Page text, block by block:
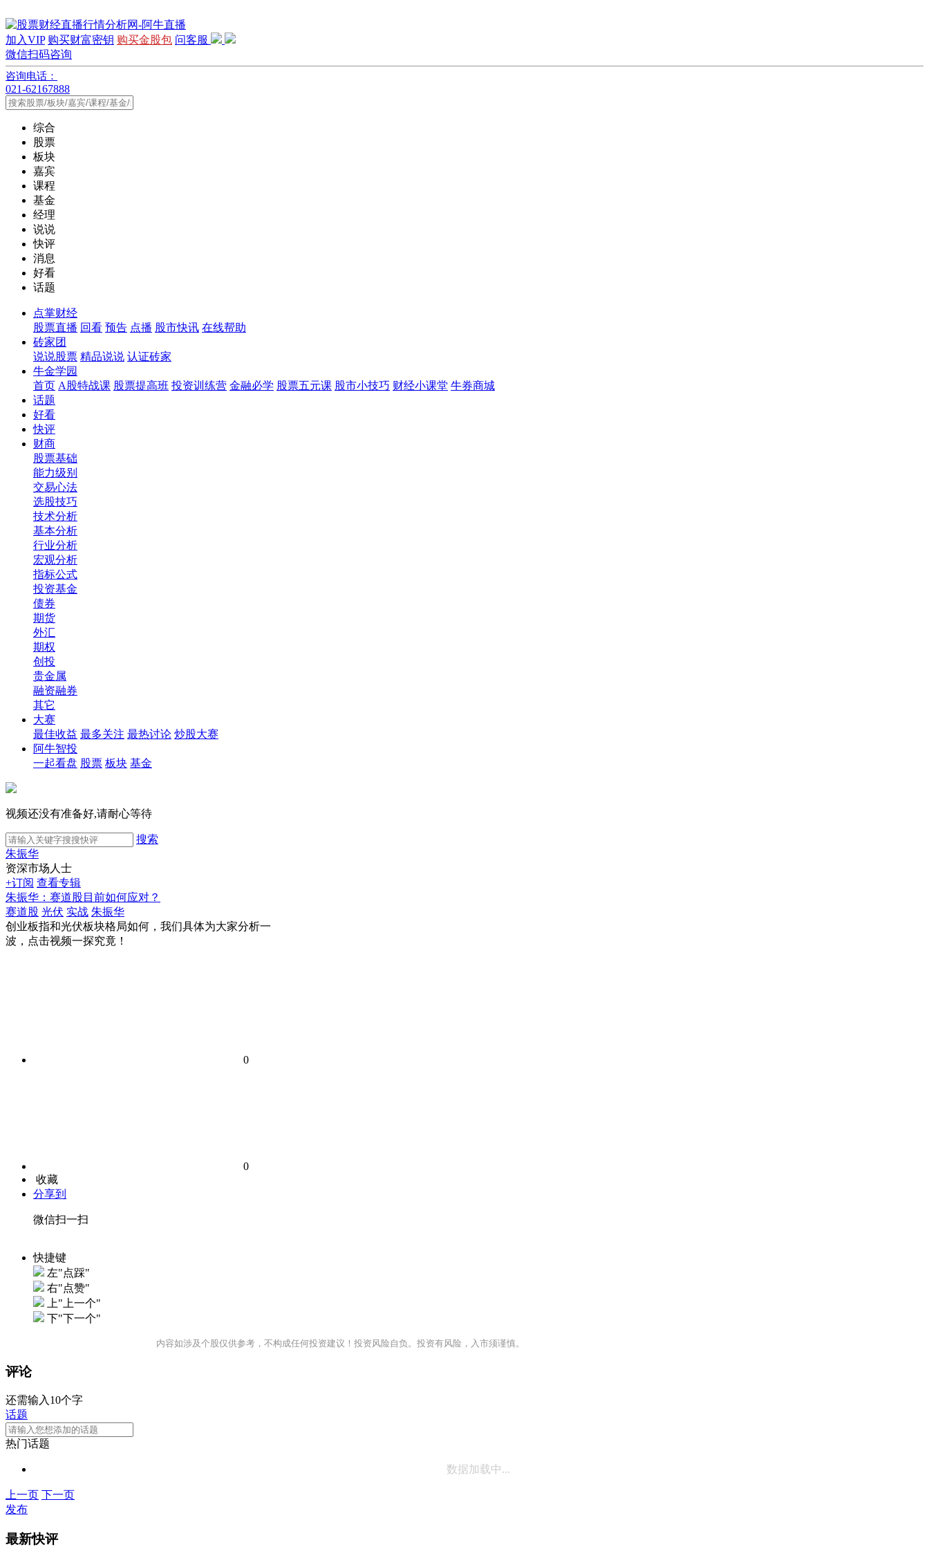
加入VIP 购买财富密钥 购买金股包 问客服
微信扫码咨询
咨询电话：
021-62167888
综合
股票
板块
嘉宾
课程
基金
经理
说说
快评
消息
好看
话题
点掌财经
股票直播 回看 预告 点播 股市快讯 在线帮助
砖家团
说说股票 精品说说 认证砖家
牛金学园
首页 A股特战课 股票提高班 投资训练营 金融必学 股票五元课 股市小技巧 财经小课堂 牛券商城
话题
好看
快评
财商
股票基础
能力级别
交易心法
选股技巧
技术分析
基本分析
行业分析
宏观分析
指标公式
投资基金
债券
期货
外汇
期权
创投
贵金属
融资融券
其它
大赛
最佳收益 最多关注 最热讨论 炒股大赛
阿牛智投
一起看盘 股票 板块 基金
视频还没有准备好,请耐心等待
搜索
朱振华
资深市场人士
+订阅 查看专辑
朱振华：赛道股目前如何应对？
赛道股 光伏 实战 朱振华
创业板指和光伏板块格局如何，我们具体为大家分析一
波，点击视频一探究竟！
0
0
收藏
分享到
微信扫一扫
快捷键
左"点踩"
右"点赞"
上"上一个"
下"下一个"
内容如涉及个股仅供参考，不构成任何投资建议！投资风险自负。投资有风险，入市须谨慎。
评论
还需输入10个字
话题
热门话题
数据加载中...
上一页 下一页
发布
最新快评